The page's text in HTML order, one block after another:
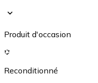
Produit d'occasion
Reconditionné